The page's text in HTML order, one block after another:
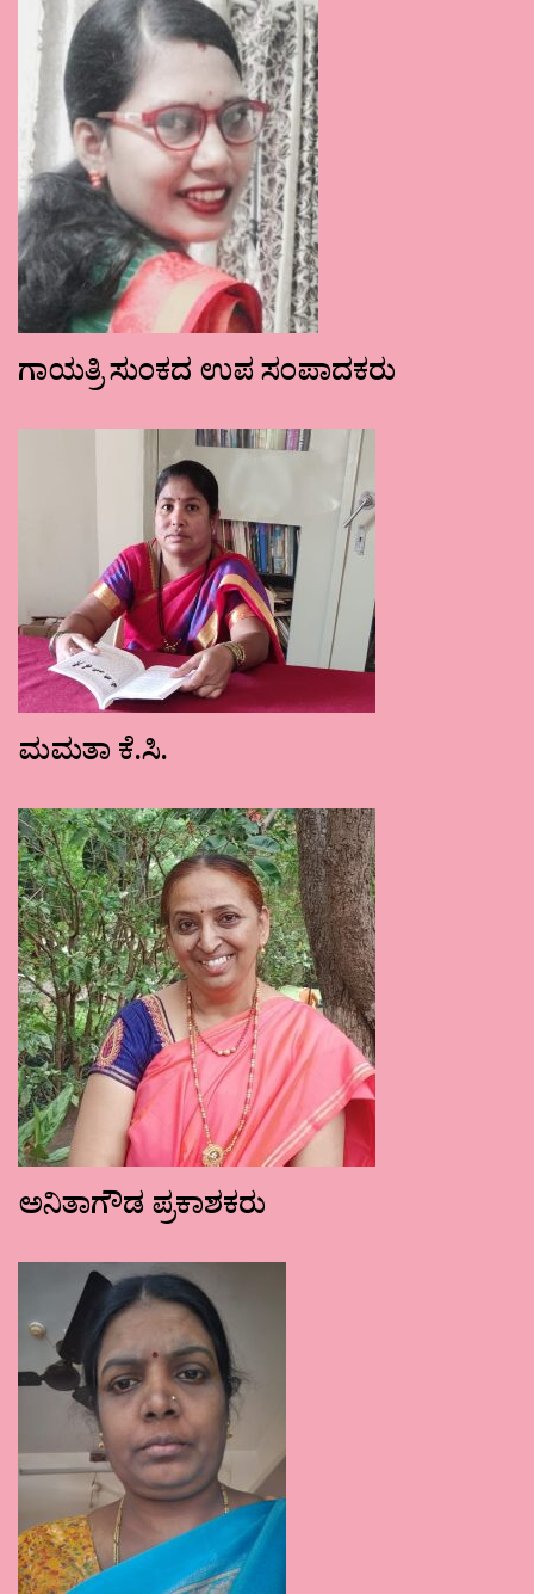
ಗಾಯತ್ರಿ ಸುಂಕದ ಉಪ ಸಂಪಾದಕರು
ಮಮತಾ ಕೆ.ಸಿ.
ಅನಿತಾಗೌಡ ಪ್ರಕಾಶಕರು